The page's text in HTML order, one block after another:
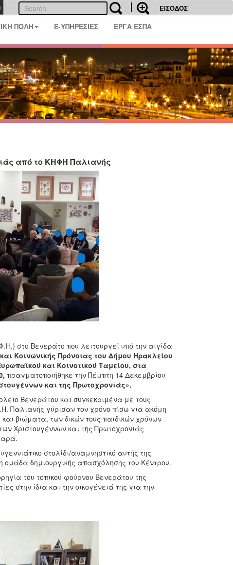
ΕΙΣΟΔΟΣ
ΠΟΛΗ E-ΥΠΗΡΕΣΙΕΣ ΕΡΓΑ ΕΣΠΑ
από το ΚΗΦΗ Παλιανής
στο Βενεράτο που λειτουργεί υπό την αιγίδα
Κοινωνικής Πρόνοιας του Δήμου Ηρακλείου
και Κοινοτικού Ταμείου, στα
πραγματοποιήθηκε την Πέμπτη 14 Δεκεμβρίου
και της Πρωτοχρονιάς».
Βενεράτου και συγκεκριμένα με τους
Παλιανής γύρισαν τον χρόνο πίσω για ακόμη
βιώματα, των δικών τους παιδικών χρόνων
Χριστουγέννων και της Πρωτοχρονιάς
στολίδι/αναμνηστικό αυτής της
ομάδα δημιουργικής απασχόλησης του Κέντρου.
του τοπικού φούρνου Βενεράτου της
στην ίδια και την οικογένειά της για την